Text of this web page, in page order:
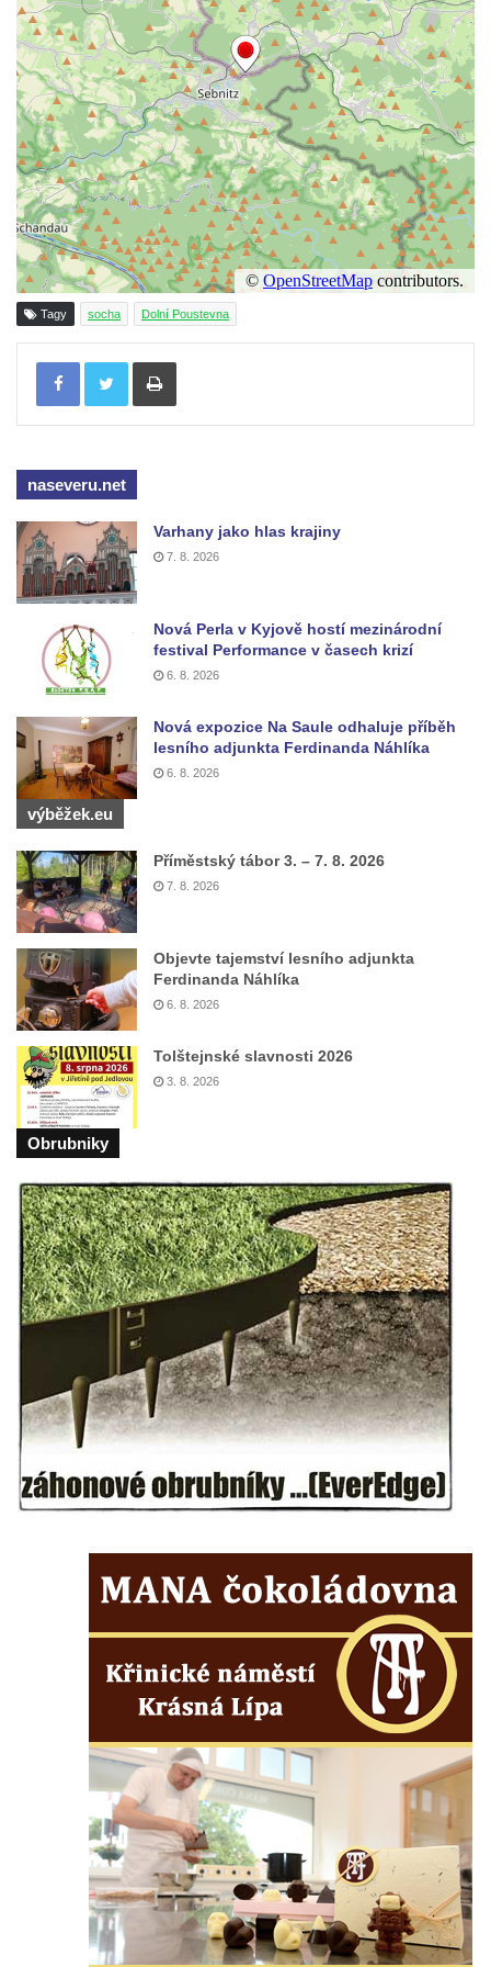
Socha svatého Václava u pramene v
Semilech
Pamětní deska Tomáše Garrigue Masaryka
na radnici v Českých Budějovicích
Pamětní deska na biskupské rezidenci v
Českých Budějovicích
Pamětní deska Josefa Hloucha na
biskupské rezidenci v Českých
Budějovicích
Socha žáby u rybníčku na Náměstí v
Kamenném Újezdě
Pamětní kámen družebních obcí Kamenný
Újezd a Krauchthal v parku na Náměstí v
Velešíně
Velešíně
Pamětní deska arcibiskupa Micara ve
vstupu do poutního místa Římov
Plastika Koule v Gutenbergově ulici v
Liberci
domě čp. 37 v ulici Betlém v Římově
Pomník na paměť zrušení roboty v Plavu
Socha vodníka v Plavu
Třebušíně
Pamětní deska Johanna Nepomuka
Fischera na domě čp. 5/16 na třídě 9.
května v Rumburku
Pamětní deska Johanna Neumanna
severně od Tokáně
Obrázek svatého Huberta na buku svatého
Huberta
Obrázek svatého Jakuba na skále u cesty
východně od Srbské Kamenice
čp. 37 v Račicích
Socha ležícího koně v Sadech
Československé armády v Teplicích
Socha Medvídě v Tierpark Chemnitz
Sochy Ležící žena v Tierpark Chemnitz
Sochy Ptáci v Tierpark Chemnitz
Socha Skupina jeřábů v Tierpark Chemnitz
Socha Panter v ZOO Leipzig
Socha Dívka s mušlí v ZOO Leipzig
Socha Tygr v ZOO Leipzig
Socha Marabu v ZOO Leipzig
Busta Karla Maxe Schneidera v ZOO
Leipzig
Socha Iásón v ZOO Leipzig
Socha Mladý slon v ZOO Leipzig
Socha Uprchlý otrok bojuje s divokým psem
v ZOO Dresden
Socha krokodýla v ZOO Dresden
Socha slona v ZOO Dresden
Socha Faun s medvíďaty v ZOO Dresden
Socha divokého prasete před vstupem do
Tagy socha Dolní Poustevna
Tisknout
naseveru.net
Varhany jako hlas krajiny
7. 8. 2026
Nová Perla v Kyjově hostí mezinárodní
festival Performance v časech krizí
6. 8. 2026
Nová expozice Na Saule odhaluje příběh
lesního adjunkta Ferdinanda Náhlíka
6. 8. 2026
výběžek.eu
Příměstský tábor 3. – 7. 8. 2026
7. 8. 2026
Objevte tajemství lesního adjunkta
Ferdinanda Náhlíka
6. 8. 2026
Tolštejnské slavnosti 2026
3. 8. 2026
Obrubniky